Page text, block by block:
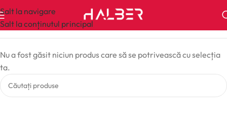
Salt la navigare
Salt la conținutul principal
Nu a fost găsit niciun produs care să se potrivească cu selecția
ta.